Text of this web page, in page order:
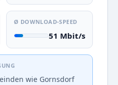
Ø DOWNLOAD-SPEED
51 Mbit/s
wie Gornsdorf